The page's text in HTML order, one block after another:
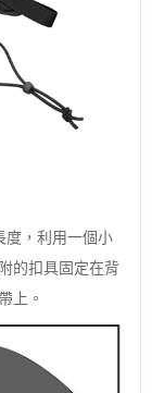
度，利用一個小
的扣具固定在背
上。